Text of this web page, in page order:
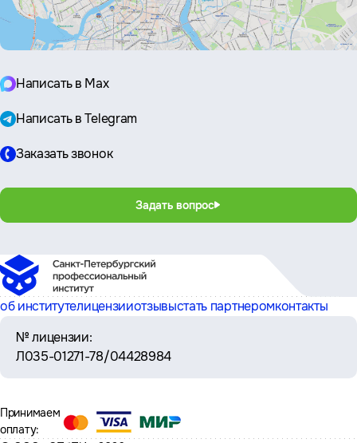
Написать в Max
Написать в Telegram
Заказать звонок
Задать вопрос
об институтелицензииотзывыстать партнеромконтакты
№ лицензии:
Л035-01271-78/04428984
Принимаем
оплату: